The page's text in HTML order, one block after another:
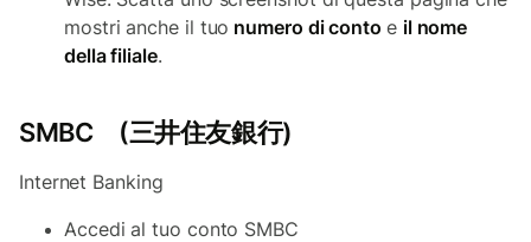
mostri anche il tuo numero di conto e il nome
della filiale.
SMBC (三井住友銀行)
Internet Banking
Accedi al tuo conto SMBC